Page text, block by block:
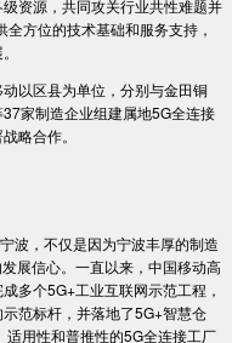
资源，共同攻关行业共性难题并
方位的技术基础和服务支持，
以区县为单位，分别与金田铜
家制造企业组建属地5G全连接
略合作。
波，不仅是因为宁波丰厚的制造
展信心。一直以来，中国移动高
多个5G+工业互联网示范工程，
范标杆，并落地了5G+智慧仓
用性和普推性的5G全连接工厂